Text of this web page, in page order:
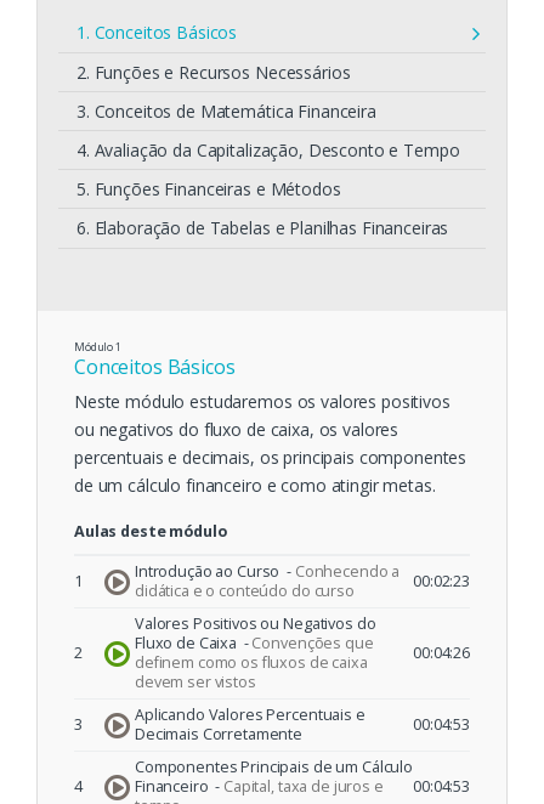
1. Conceitos Básicos
2. Funções e Recursos Necessários
3. Conceitos de Matemática Financeira
4. Avaliação da Capitalização, Desconto e Tempo
5. Funções Financeiras e Métodos
6. Elaboração de Tabelas e Planilhas Financeiras
Módulo1
Conceitos Básicos
Neste módulo estudaremos os valores positivos
ou negativos do fluxo de caixa, os valores
percentuais e decimais, os principais componentes
de um cálculo financeiro e como atingir metas.
Aulas deste módulo
1 Introdução ao Curso - Conhecendo a
didática e o conteúdo do curso
00:02:23
2
Valores Positivos ou Negativos do
Fluxo de Caixa -Convenções que
definem como os fluxos de caixa
devem ser vistos
00:04:26
3
Aplicando Valores Percentuais e
Decimais Corretamente
00:04:53
4
Componentes Principais de um Cálculo
Financeiro - Capital, taxa de juros e
00:04:53